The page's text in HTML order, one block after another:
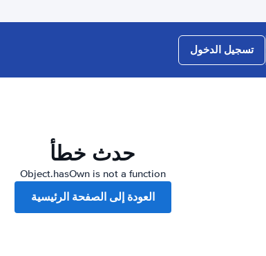
تسجيل الدخول
حدث خطأ
Object.hasOwn is not a function
العودة إلى الصفحة الرئيسية